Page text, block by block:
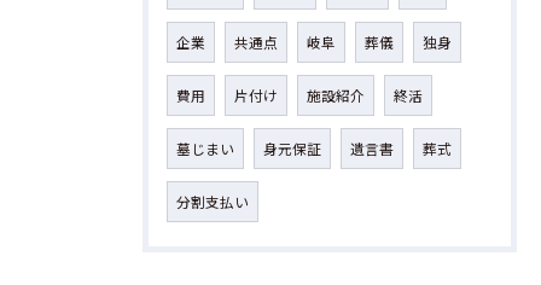
企業 共通点 岐阜 葬儀 独身
費用 片付け 施設紹介 終活
墓じまい 身元保証 遺言書 葬式
分割支払い